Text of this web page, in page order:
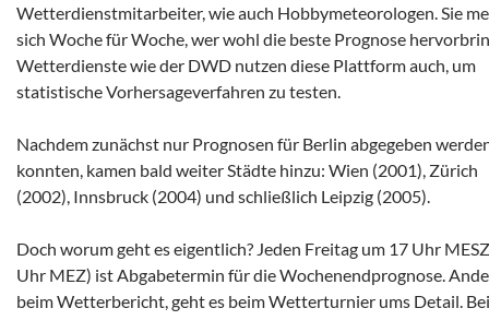
Wetterdienstmitarbeiter, wie auch Hobbymeteorologen. Sie
sich Woche für Woche, wer wohl die beste Prognose
Wetterdienste wie der DWD nutzen diese Plattform auch, um
statistische Vorhersageverfahren zu testen.
Nachdem zunächst nur Prognosen für Berlin abgegeben
konnten, kamen bald weiter Städte hinzu: Wien (2001), Zürich
(2002), Innsbruck (2004) und schließlich Leipzig (2005).
Doch worum geht es eigentlich? Jeden Freitag um 17 Uhr
Uhr MEZ) ist Abgabetermin für die Wochenendprognose.
beim Wetterbericht, geht es beim Wetterturnier ums Detail.